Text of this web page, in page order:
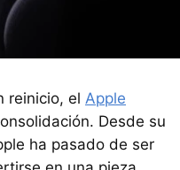
reinicio, el Apple
Desde su
ha pasado de ser